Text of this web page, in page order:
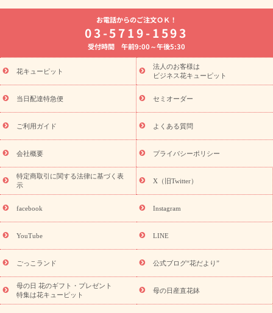
よく贈られる花
お祝いの花特集
誕生日フラワーギフト特集
8月の誕生花(トルコキキョウ)
開店・開業祝い
お供え・お悔やみ お供え・お悔やみの花
通夜・葬儀に贈る花 胡蝶蘭・花鉢
ーブドフラワー
季節のイベント
ひまわり ギフト・プレゼント
特集
お盆 花（新盆・初盆） 季節のイベント
お盆 花（新
盆・初盆）
お盆 花（新盆・初盆）
お盆・お供え 花とセットギ
フト
お盆・お供え プリザーブドフラワー
ひまわり ギフト・プ
レゼント特集
夏の花贈り・お中元・暑中見舞い 花のギフト特集
敬老の日におくる花ギフト・プレゼント特集
花ギフト・プレゼント特集
敬老の日 花のおすすめランキング
敬
老の日 花鉢植えのギフト・プレゼント特集
敬老の日 花とセットギ
フト・プレゼント特集
敬老の日の花 全てのギフト一覧
キャン
ペーン
映画『ウォーターガーディアンズ』コラボキャンペーン
「きょう誕生日なんです」キャンペーン
誕生日の花を探す
誕生日フラワーギフト 誕生日フラワーギフト特集
9月の誕生花(リンドウ)
ら探す
お祝いの花特集 当日配達特急便 お祝い商品一覧
念日
結婚祝い 出産祝い 退院祝い・快気祝い
寿祝い
プチギフト ペットのお祝いフラワー
お電話からのご注文ＯＫ！
03-5719-1593
受付時間 午前9:00～午後5:30
花キューピット
法人のお客様は
ビジネス花キューピット
当日配達特急便 セミオーダー
ご利用ガイド よくある質問
会社概要 プライバシーポリシー
特定商取引に関する法律に基づく表
示
X（旧Twitter）
facebook Instagram
YouTube LINE
ごっこランド 公式ブログ“花だより”
母の日 花のギフト・プレゼント
特集は花キューピット
母の日産直花鉢